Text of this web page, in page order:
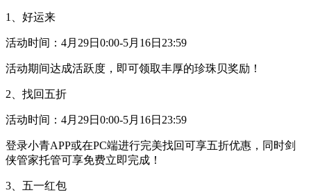
1、好运来
活动时间：4月29日0:00-5月16日23:59
活动期间达成活跃度，即可领取丰厚的珍珠贝奖励！
2、找回五折
活动时间：4月29日0:00-5月16日23:59
登录小青APP或在PC端进行完美找回可享五折优惠，同时剑
侠管家托管可享免费立即完成！
3、五一红包